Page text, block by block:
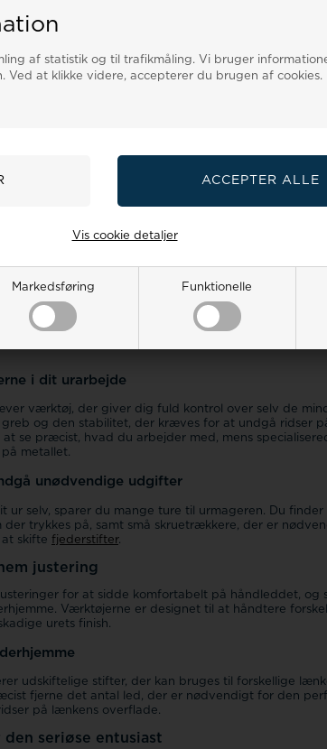
af statistik og til trafikmåling. Vi bruger
Ved at klikke videre, accepterer du brugen af cookies.
Markedsføring Funktionelle
Vis cookie detaljer
selv service på dit ur
og vedligeholdelse på dine ure selv giver dig
Med det rette urmager værktøj kan du selv
i topform. Præcisionsarbejde med ure kræver
urentusiast åbner det rigtige urværktøj mulighed
at se selv de mindste detaljer, mens
uret. Uanset om du har behov for et ur
organiserede rum holder alle komponenter på
små skruer. Disse værktøjer giver dig den præcision
passer til dine behov?
og værktøj til dine ure handler om at have de rette
Uanset om du er en erfaren ur-
i dit urarbejde
værktøj, der giver dig fuld kontrol over selv de
og den stabilitet, der kræves for at undgå ridser
se præcist, hvad du arbejder med, mens
metallet.
unødvendige udgifter
ur selv, sparer du mange ture til urmageren. Du
der trykkes på, samt små skruetrækkere, der er
skifte fjederstifter.
justering
for at sidde komfortabelt på håndleddet,
Værktøjerne er designet til at håndtere
urets finish.
udskiftelige stifter, der kan bruges til forskellige
fjerne det antal led, der er nødvendigt for den
på lænkens overflade.
seriøse entusiast